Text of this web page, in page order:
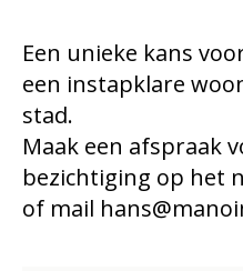
Een unieke kans
een instapklare
stad.
Maak een afspraak
bezichtiging op het
of mail